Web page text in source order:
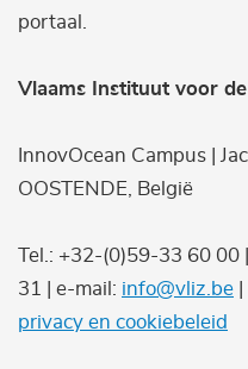
portaal.
Vlaams Instituut voor de
InnovOcean Campus |
OOSTENDE, België
Tel.: +32-(0)59-33 60 00
31 | e-mail: info@vliz.be
privacy en cookiebeleid